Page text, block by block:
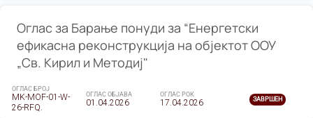
Оглас за Барање понуди за “Енергетски
ефикасна реконструкција на објектот ООУ
„Св. Кирил и Методиј"
ОГЛАС БРОЈ
MK-MOF-01-W-
26-RFQ.
ОГЛАС ОБЈАВА
01.04.2026
ОГЛАС РОК
17.04.2026 ЗАВРШЕН